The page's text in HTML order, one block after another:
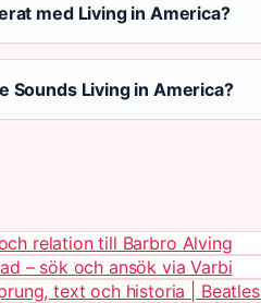
med Living in America?
Sounds Living in America?
relation till Barbro Alving
– sök och ansök via Varbi
text och historia |